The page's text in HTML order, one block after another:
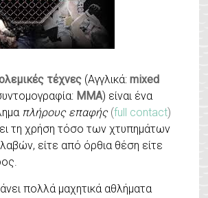
τέχνες (Αγγλικά: mixed
MMA) είναι ένα
πλήρους επαφής(full contact)
τη χρήση τόσο των χτυπημάτων
είτε από όρθια θέση είτε
πολλά μαχητικά αθλήματα